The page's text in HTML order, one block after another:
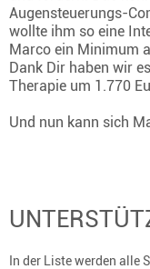
Augensteuerungs-
wollte ihm so eine
Marco ein Minimum
Dank Dir haben wir
Therapie um 1.770
Und nun kann sich
In der Liste werden alle